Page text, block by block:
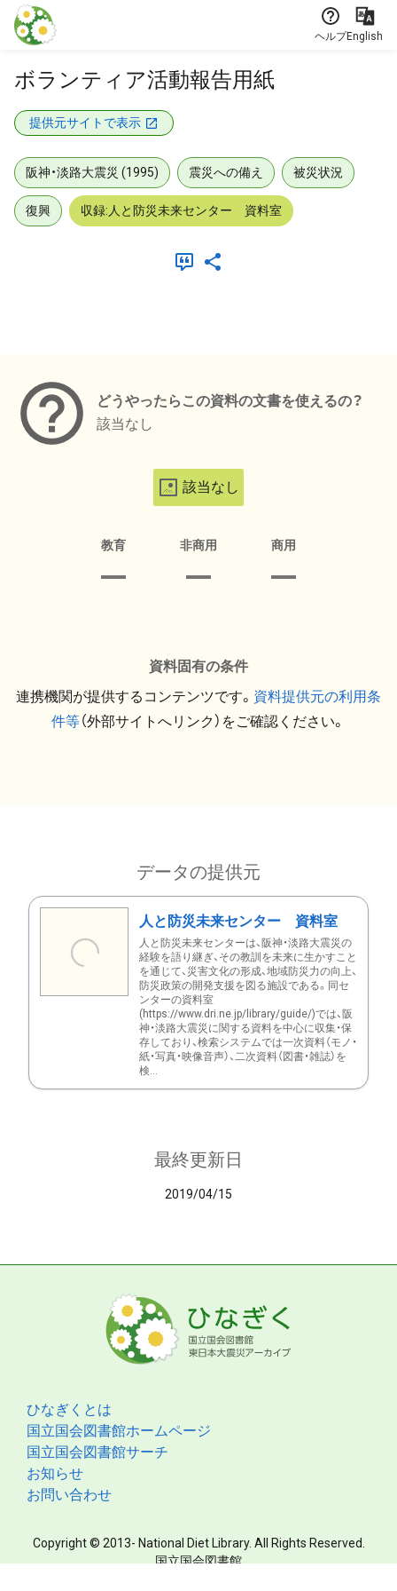
本文に飛ぶ
ヘルプEnglish
ボランティア活動報告用紙
提供元サイトで表示
阪神・淡路大震災 (1995) 震災への備え 被災状況
復興 収録:人と防災未来センター 資料室
どうやったらこの資料の文書を使えるの？
該当なし
該当なし
教育 非商用 商用
資料固有の条件
連携機関が提供するコンテンツです。 資料提供元の利用条
件等（外部サイトへリンク）をご確認ください。
データの提供元
人と防災未来センター 資料室
人と防災未来センターは、阪神・淡路大震災の
経験を語り継ぎ、その教訓を未来に生かすこと
を通じて、災害文化の形成、地域防災力の向上、
防災政策の開発支援を図る施設である。同セ
ンターの資料室
(https://www.dri.ne.jp/library/guide/)では、阪
神・淡路大震災に関する資料を中心に収集・保
存しており、検索システムでは一次資料（モノ・
紙・写真・映像音声）、二次資料（図書・雑誌）を
検...
最終更新日
2019/04/15
ひなぎくとは
国立国会図書館ホームページ
国立国会図書館サーチ
お知らせ
お問い合わせ
Copyright © 2013- National Diet Library. All Rights Reserved.